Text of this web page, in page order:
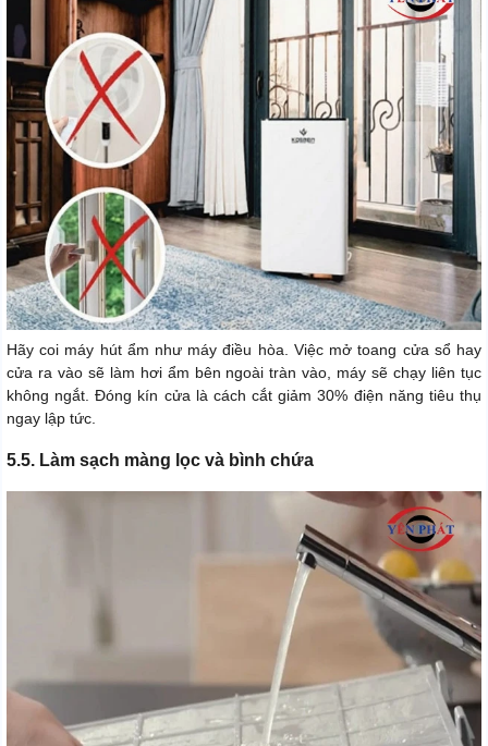
Hãy coi máy hút ẩm như máy điều hòa. Việc mở toang cửa sổ hay
cửa ra vào sẽ làm hơi ẩm bên ngoài tràn vào, máy sẽ chạy liên tục
không ngắt. Đóng kín cửa là cách cắt giảm 30% điện năng tiêu thụ
ngay lập tức.
5.5. Làm sạch màng lọc và bình chứa